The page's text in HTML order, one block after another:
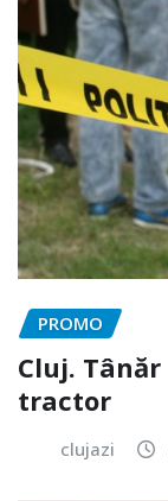
PROMO
Cluj.
tractor
clujazi